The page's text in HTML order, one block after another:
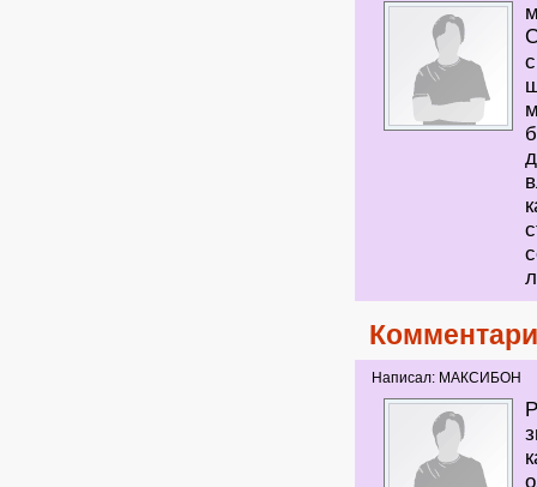
Написал: МАКСИБОН